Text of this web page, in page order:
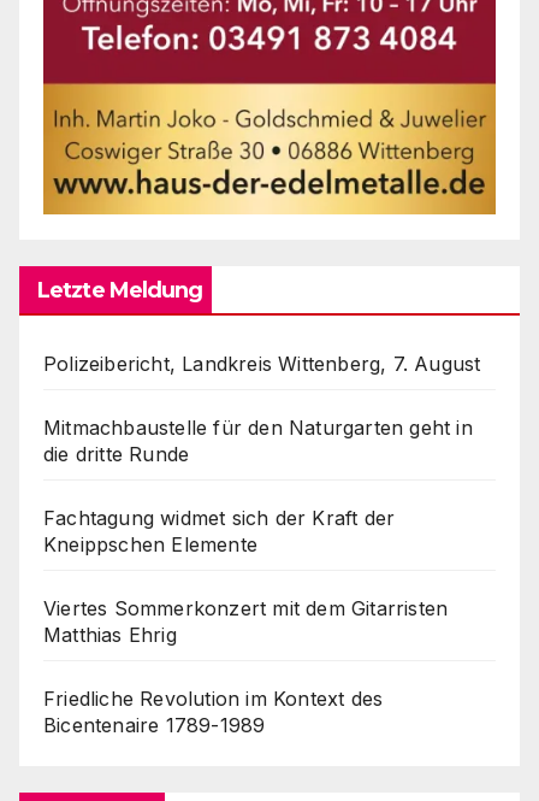
Letzte Meldung
Polizeibericht, Landkreis Wittenberg, 7. August
Mitmachbaustelle für den Naturgarten geht in
die dritte Runde
Fachtagung widmet sich der Kraft der
Kneippschen Elemente
Viertes Sommerkonzert mit dem Gitarristen
Matthias Ehrig
Friedliche Revolution im Kontext des
Bicentenaire 1789-1989